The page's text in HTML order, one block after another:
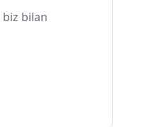
biz bilan